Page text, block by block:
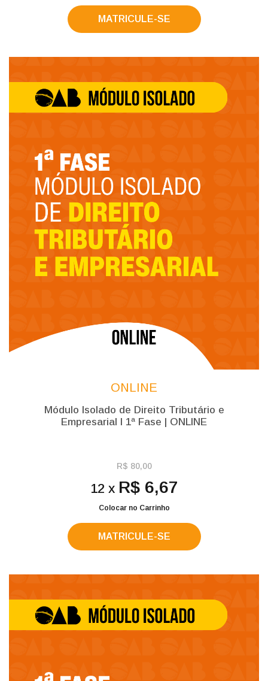
MATRICULE-SE
ONLINE
Módulo Isolado de Direito Tributário e
Empresarial l 1ª Fase | ONLINE
R$ 80,00
12 x R$ 6,67
Colocar no Carrinho
MATRICULE-SE